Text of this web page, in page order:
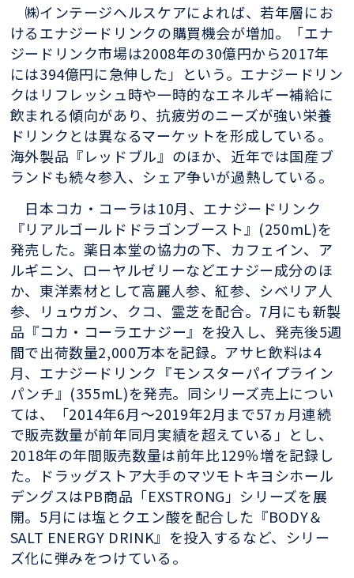
㈱インテージヘルスケアによれば、若年層にお
けるエナジードリンクの購買機会が増加。「エナ
ジードリンク市場は2008年の30億円から2017年
には394億円に急伸した」という。エナジードリン
クはリフレッシュ時や一時的なエネルギー補給に
飲まれる傾向があり、抗疲労のニーズが強い栄養
ドリンクとは異なるマーケットを形成している。
海外製品『レッドブル』のほか、近年では国産ブ
ランドも続々参入、シェア争いが過熱している。
日本コカ・コーラは10月、エナジードリンク
『リアルゴールドドラゴンブースト』(250mL)を
発売した。薬日本堂の協力の下、カフェイン、ア
ルギニン、ローヤルゼリーなどエナジー成分のほ
か、東洋素材として高麗人参、紅参、シベリア人
参、リュウガン、クコ、霊芝を配合。7月にも新製
品『コカ・コーラエナジー』を投入し、発売後5週
間で出荷数量2,000万本を記録。アサヒ飲料は4
月、エナジードリンク『モンスターパイプライン
パンチ』(355mL)を発売。同シリーズ売上につい
ては、「2014年6月～2019年2月まで57ヵ月連続
で販売数量が前年同月実績を超えている」とし、
2018年の年間販売数量は前年比129％増を記録し
た。ドラッグストア大手のマツモトキヨシホール
デングスはPB商品「EXSTRONG」シリーズを展
開。5月には塩とクエン酸を配合した『BODY＆
SALT ENERGY DRINK』を投入するなど、シリー
ズ化に弾みをつけている。